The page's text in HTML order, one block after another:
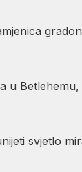
u
svjetlo